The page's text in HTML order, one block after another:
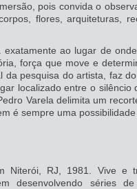
pois convida o
flores, arquiteturas,
exatamente ao lugar de
força que move e
da pesquisa do artista, faz
localizado entre o
Varela delimita um
é sempre uma
Niterói, RJ, 1981. Vive e
desenvolvendo séries